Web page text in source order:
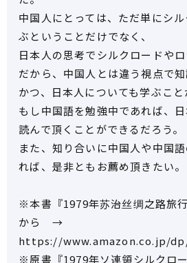
中国人にとっては、ただ単にシ
ぶということだけでなく、
日本人の思考でシルクロードや
だから、中国人とは違う視点で知
かつ、日本人についても学ぶこと
もし中国語を勉強中であれば、
読んで頂くことができるだろう。
また、知り合いに中国人や中国
れば、是非ともお薦め頂きたい。
※本書『1979年苏治丝绸之路旅
から →
https://www.amazon.co.jp/
※原書『1979年ソ連領シルクロ